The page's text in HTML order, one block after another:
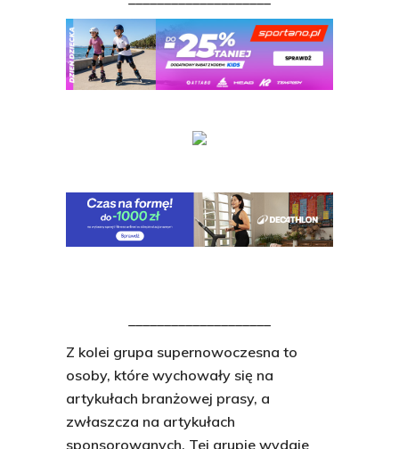
Z kolei grupa supernowoczesna to
osoby, które wychowały się na
artykułach branżowej prasy, a
zwłaszcza na artykułach
sponsorowanych. Tej grupie wydaje